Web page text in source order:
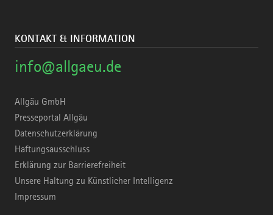
KONTAKT & INFORMATION
info@allgaeu.de
Allgäu GmbH
Presseportal Allgäu
Datenschutzerklärung
Haftungsausschluss
Erklärung zur Barrierefreiheit
Unsere Haltung zu Künstlicher Intelligenz
Impressum